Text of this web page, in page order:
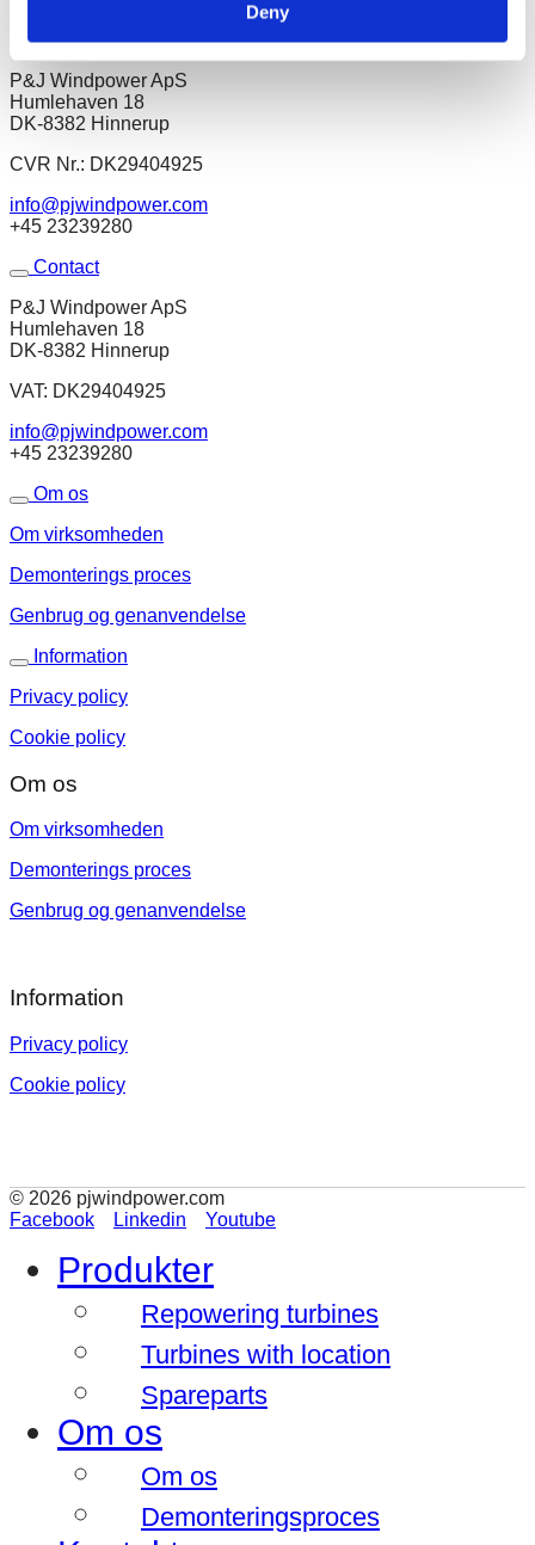
Deny
Kontakt
P&J Windpower ApS
Humlehaven 18
DK-8382 Hinnerup
CVR Nr.: DK29404925
info@pjwindpower.com
+45 23239280
Contact
P&J Windpower ApS
Humlehaven 18
DK-8382 Hinnerup
VAT: DK29404925
info@pjwindpower.com
+45 23239280
Om os
Om virksomheden
Demonterings proces
Genbrug og genanvendelse
Information
Privacy policy
Cookie policy
Om os
Om virksomheden
Demonterings proces
Genbrug og genanvendelse
Information
Privacy policy
Cookie policy
© 2026 pjwindpower.com
Facebook
Linkedin Youtube
Produkter
Repowering turbines
Turbines with location
Spareparts
Om os
Om os
Demonteringsproces